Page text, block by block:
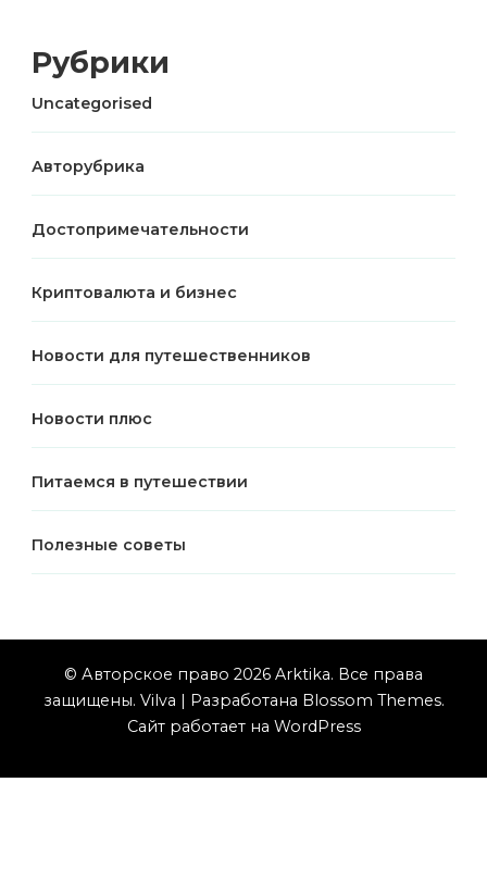
Рубрики
Uncategorised
Авторубрика
Достопримечательности
Криптовалюта и бизнес
Новости для путешественников
Новости плюс
Питаемся в путешествии
Полезные советы
© Авторское право 2026 Arktika. Все права
защищены. Vilva | Разработана Blossom Themes.
Сайт работает на WordPress